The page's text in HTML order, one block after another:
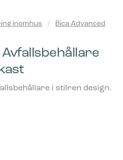
inomhus / Bica Advanced
Avfallsbehållare
i stilren design.